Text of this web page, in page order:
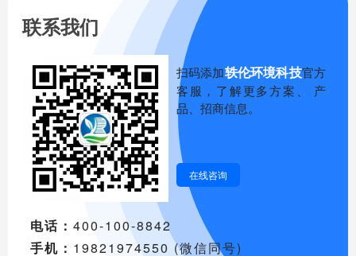
联系我们
扫码添加轶伦环境科技官方
客服，了解更多方案、 产
品、招商信息。
在线咨询
电话： 400-100-8842
手机： 19821974550 (微信同号)